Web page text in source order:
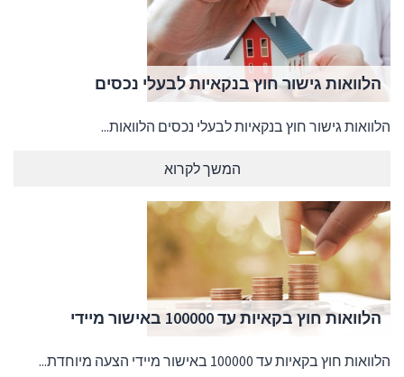
הלוואות גישור חוץ בנקאיות לבעלי נכסים
הלוואות גישור חוץ בנקאיות לבעלי נכסים הלוואות...
המשך לקרוא
הלוואות חוץ בקאיות עד 100000 באישור מיידי
הלוואות חוץ בקאיות עד 100000 באישור מיידי הצעה מיוחדת...